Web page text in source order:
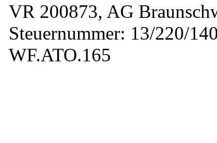
VR 200873, AG
Steuernummer: 13/220/
WF.ATO.165